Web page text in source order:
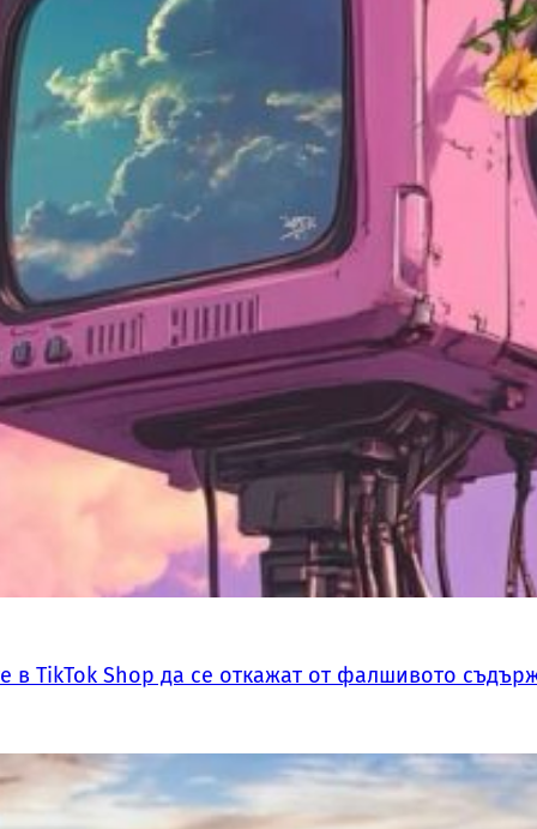
в TikTok Shop да се откажат от фалшивото